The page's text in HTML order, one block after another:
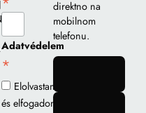
Adatvédelem
*
Elolvastam
és elfogadom
direktno na
mobilnom
telefonu.